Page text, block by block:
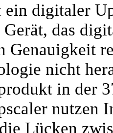
digitaler
Gerät, das
Genauigkeit
nicht
in der
nutzen
Lücken